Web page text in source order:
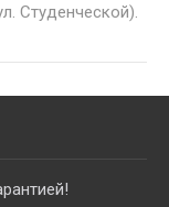
Студенческой).